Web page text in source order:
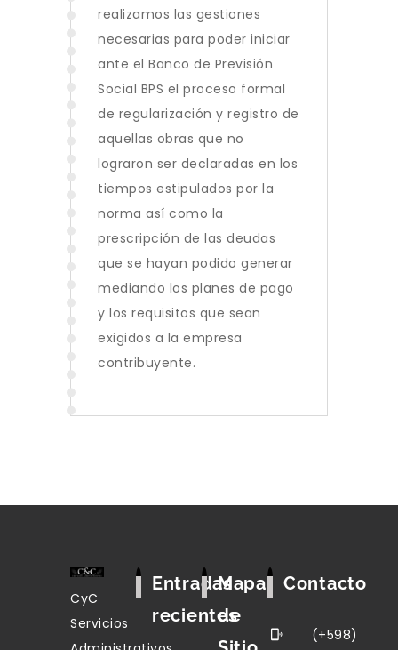
realizamos las gestiones
necesarias para poder iniciar
ante el Banco de Previsión
Social BPS el proceso formal
de regularización y registro de
aquellas obras que no
lograron ser declaradas en los
tiempos estipulados por la
norma así como la
prescripción de las deudas
que se hayan podido generar
mediando los planes de pago
y los requisitos que sean
exigidos a la empresa
contribuyente.
CyC
Servicios
Entradas
recientes
Mapa
de
Contacto
(+598)